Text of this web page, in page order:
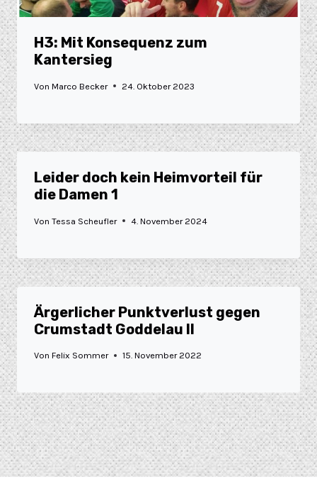
H3: Mit Konsequenz zum
Kantersieg
Von Marco Becker 24. Oktober 2023
Leider doch kein Heimvorteil für
die Damen 1
Von Tessa Scheufler 4. November 2024
Ärgerlicher Punktverlust gegen
Crumstadt Goddelau II
Von Felix Sommer 15. November 2022